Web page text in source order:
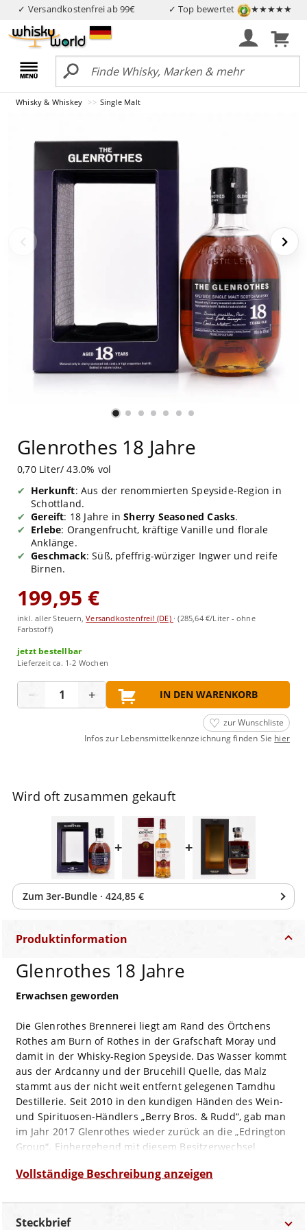
✓ Versandkostenfrei ab 99€ ✓ Top bewertet ★★★★★
Whisky & Whiskey Single Malt
Glenrothes 18 Jahre
0,70 Liter/ 43.0% vol
Herkunft: Aus der renommierten Speyside-Region in
Schottland.
Gereift: 18 Jahre inSherry Seasoned Casks.
Erlebe: Orangenfrucht, kräftige Vanille und florale
Anklänge.
Geschmack: Süß, pfeffrig-würziger Ingwer und reife
Birnen.
199,95 €
inkl. aller Steuern,Versandkostenfrei! (DE) ·(285,64 €/Liter - ohne
Farbstoff)
jetzt bestellbar
Lieferzeit ca. 1-2 Wochen
− + IN DEN WARENKORB
zur Wunschliste
Infos zur Lebensmittelkennzeichnung finden Sie hier
Wird oft zusammen gekauft
+ +
Zum 3er-Bundle · 424,85 €
Produktinformation
Glenrothes 18 Jahre
Erwachsen geworden
Die Glenrothes Brennerei liegt am Rand des Örtchens
Rothes am Burn of Rothes in der Grafschaft Moray und
damit in der Whisky-Region Speyside. Das Wasser kommt
aus der Ardcanny und der Brucehill Quelle, das Malz
stammt aus der nicht weit entfernt gelegenen Tamdhu
Destillerie. Seit 2010 in den kundigen Händen des Wein-
und Spirituosen-Händlers „Berry Bros. & Rudd“, gab man
im Jahr 2017 Glenrothes wieder zurück an die „Edrington
Group“. Einhergehend mit diesem Besitzerwechsel
von der seit 1993 etablierten Praxis der
Whiskies in einem bestimmten Alter abzufüllen, um sie
mit einer Altersangabe versehen zu können.
Vollständige Beschreibung anzeigen
Steckbrief